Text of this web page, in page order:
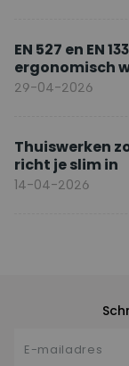
EN 527 en EN
ergonomisch
29-04-2026
Thuiswerken
richt je slim in
14-04-2026